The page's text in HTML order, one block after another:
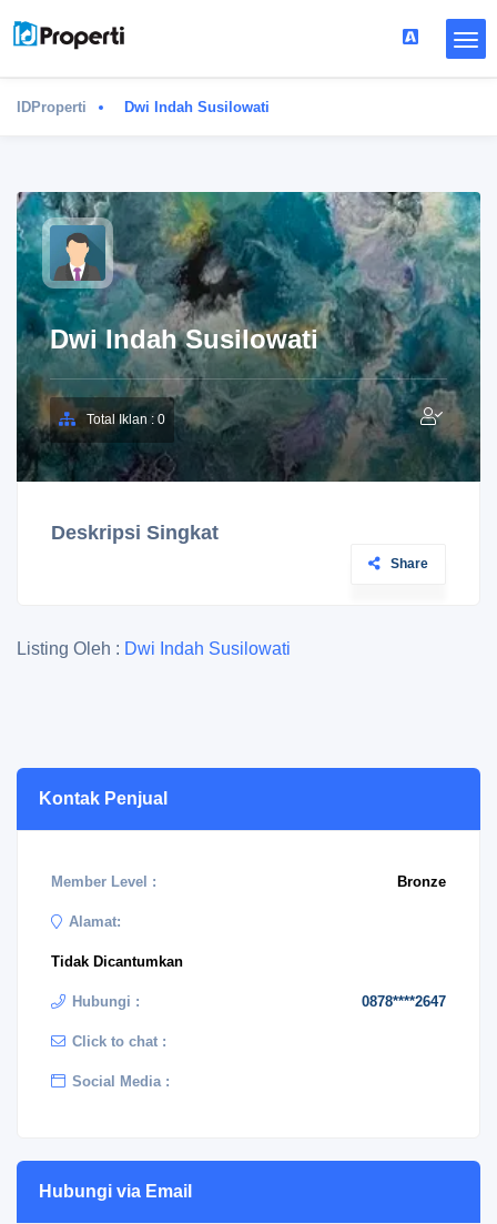
IDProperti Dwi Indah Susilowati
Dwi Indah Susilowati
Total Iklan : 0
Deskripsi Singkat
Share
Listing Oleh : Dwi Indah Susilowati
Kontak Penjual
Member Level : Bronze
Alamat:
Tidak Dicantumkan
Hubungi : 0878****2647
Click to chat :
Social Media :
Hubungi via Email